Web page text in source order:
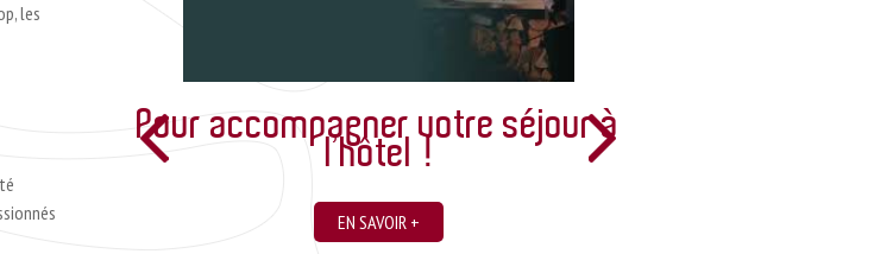
les
votre séjour à
EN SAVOIR +